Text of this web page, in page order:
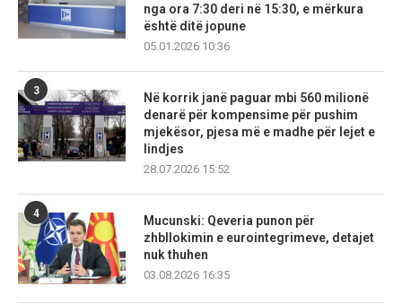
nga ora 7:30 deri në 15:30, e mërkura
është ditë jopune
05.01.2026 10:36
3
Në korrik janë paguar mbi 560 milionë
denarë për kompensime për pushim
mjekësor, pjesa më e madhe për lejet e
lindjes
28.07.2026 15:52
4
Mucunski: Qeveria punon për
zhbllokimin e eurointegrimeve, detajet
nuk thuhen
03.08.2026 16:35